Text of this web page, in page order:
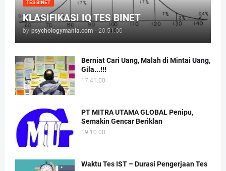
TES BINET
KLASIFIKASI IQ TES BINET
by psychologymania.com - 20.51.00
Berniat Cari Uang, Malah di Mintai Uang,
Gila...!!!
17.41.00
PT MITRA UTAMA GLOBAL Penipu,
Semakin Gencar Beriklan
19.10.00
Waktu Tes IST – Durasi Pengerjaan Tes